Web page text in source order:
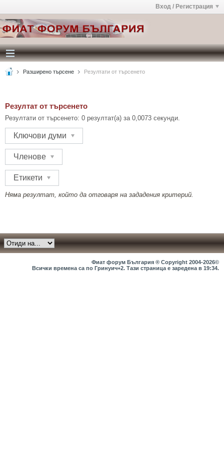
Вход / Регистрация
Разширено търсене Резултати от търсенето
Резултат от търсенето
Резултати от търсенето: 0 резултат(а) за 0,0073 секунди.
Ключови думи
Членове
Етикети
Няма резултат, който да отговаря на зададения критерий.
Фиат форум България ® Copyright 2004-2026©
Всички времена са по Гринуич+2. Тази страница е заредена в 19:34.